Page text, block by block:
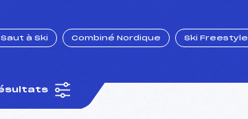
Saut à Ski Combiné Nordique Ski Freestyle